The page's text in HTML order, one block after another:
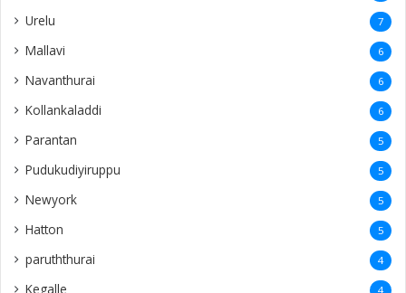
Urelu 7
Mallavi 6
Navanthurai 6
Kollankaladdi 6
Parantan 5
Pudukudiyiruppu 5
Newyork 5
Hatton 5
paruththurai 4
Kegalle 4